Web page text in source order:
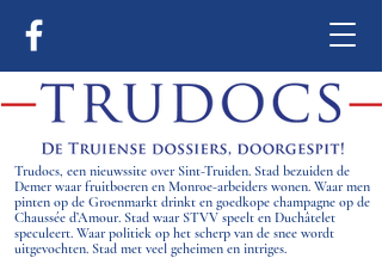
Trudocs, een nieuwssite over Sint-Truiden. Stad bezuiden de
Demer waar fruitboeren en Monroe-arbeiders wonen. Waar men
pinten op de Groenmarkt drinkt en goedkope champagne op de
Chaussée d’Amour. Stad waar STVV speelt en Duchâtelet
speculeert. Waar politiek op het scherp van de snee wordt
uitgevochten. Stad met veel geheimen en intriges.